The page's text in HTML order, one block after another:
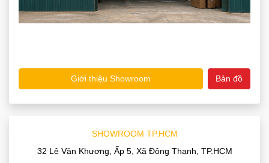
Giới thiệu Showroom Bản đồ
SHOWROOM TP.HCM
32 Lê Văn Khương, Ấp 5, Xã Đông Thạnh, TP.HCM